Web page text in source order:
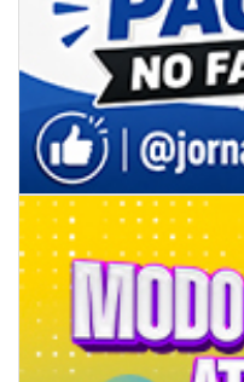
08/08/2026 | 07:00
8º Capoezade promove
culturais em Itajaí
GERAL